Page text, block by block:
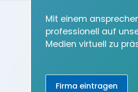
Mit einem
professionell auf
Medien virtuell zu
Firma eintragen